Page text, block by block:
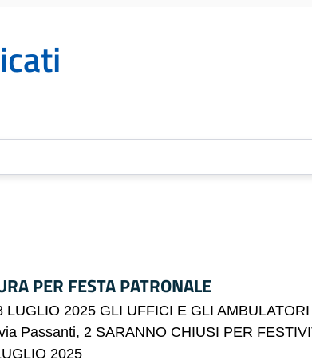
PER FESTA PATRONALE
LUGLIO 2025 GLI UFFICI E GLI AMBULATORI
Passanti, 2 SARANNO CHIUSI PER
2025